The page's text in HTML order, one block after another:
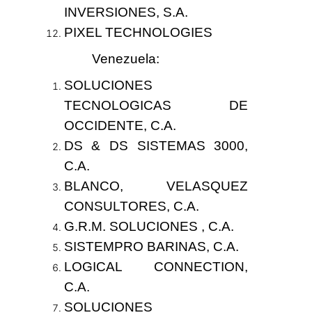
INVERSIONES, S.A.
PIXEL TECHNOLOGIES
Venezuela:
SOLUCIONES
TECNOLOGICAS DE
OCCIDENTE, C.A.
DS & DS SISTEMAS 3000,
C.A.
BLANCO, VELASQUEZ
CONSULTORES, C.A.
G.R.M. SOLUCIONES , C.A.
SISTEMPRO BARINAS, C.A.
LOGICAL CONNECTION,
C.A.
SOLUCIONES